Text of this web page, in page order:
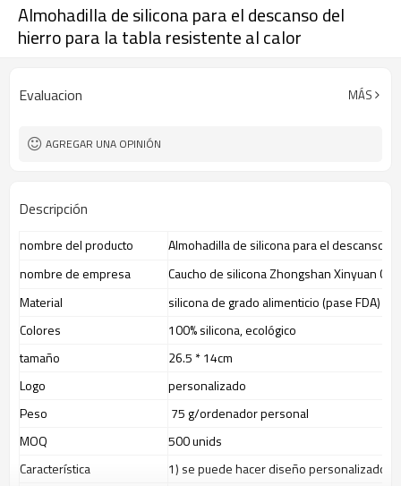
Almohadilla de silicona para el descanso del
hierro para la tabla resistente al calor
Evaluacion MÁS
AGREGAR UNA OPINIÓN
Descripción
nombre del producto
Almohadilla de silicona para el descanso
nombre de empresa
Caucho de silicona Zhongshan Xinyuan
Material
silicona de grado alimenticio (pase FDA)
Colores
100% silicona, ecológico
tamaño
26.5 * 14cm
Logo
personalizado
Peso
75 g/ordenador personal
MOQ
500 unids
Característica
1) se puede hacer diseño personalizado